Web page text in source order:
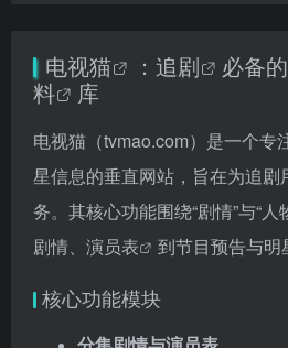
电视猫 ： 追剧 必备的
料
库
电视猫（tvmao.com）是一个专
星信息的垂直网站，旨在为追剧
务。其核心功能围绕“剧情”与“
剧情、 演员表 到节目预告与明
核心功能模块